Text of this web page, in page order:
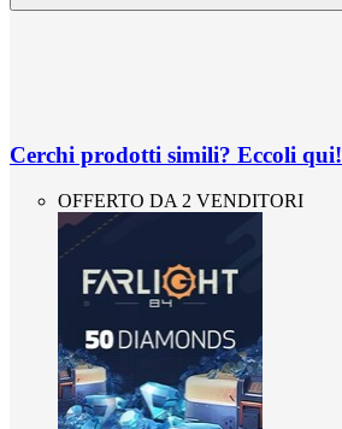
Cerchi prodotti simili? Eccoli qui!
OFFERTO DA 2 VENDITORI